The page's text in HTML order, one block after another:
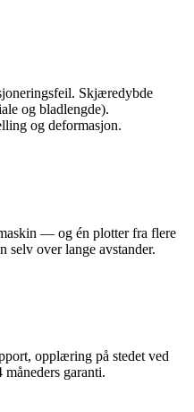
Skjæredybde
og bladlengde).
og deformasjon.
— og én plotter fra flere
selv over lange avstander.
opplæring på stedet ved
garanti.